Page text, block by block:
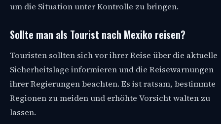
um die Situation unter Kontrolle zu bringen.
Sollte man als Tourist nach Mexiko reisen?
Touristen sollten sich vor ihrer Reise über die aktuelle
Sicherheitslage informieren und die Reisewarnungen
ihrer Regierungen beachten. Es ist ratsam, bestimmte
Regionen zu meiden und erhöhte Vorsicht walten zu
lassen.